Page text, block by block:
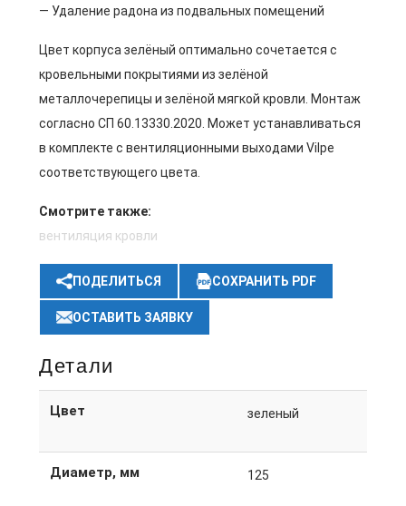
— Удаление радона из подвальных помещений
Цвет корпуса зелёный оптимально сочетается с
кровельными покрытиями из зелёной
металлочерепицы и зелёной мягкой кровли. Монтаж
согласно СП 60.13330.2020. Может устанавливаться
в комплекте с вентиляционными выходами Vilpe
соответствующего цвета.
Смотрите также:
вентиляция кровли
ПОДЕЛИТЬСЯ СОХРАНИТЬ PDF
ОСТАВИТЬ ЗАЯВКУ
Детали
Цвет зеленый
Диаметр, мм 125